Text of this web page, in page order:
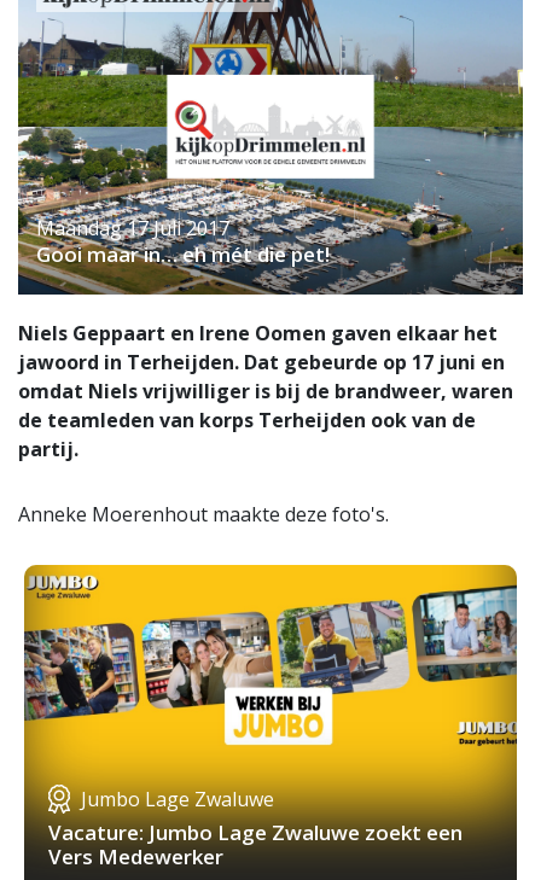
Maandag 17 Juli 2017
Gooi maar in… eh mét die pet!
Niels Geppaart en Irene Oomen gaven elkaar het
jawoord in Terheijden. Dat gebeurde op 17 juni en
omdat Niels vrijwilliger is bij de brandweer, waren
de teamleden van korps Terheijden ook van de
partij.
Anneke Moerenhout maakte deze foto's.
Jumbo Lage Zwaluwe
Vacature: Jumbo Lage Zwaluwe zoekt een
Vers Medewerker